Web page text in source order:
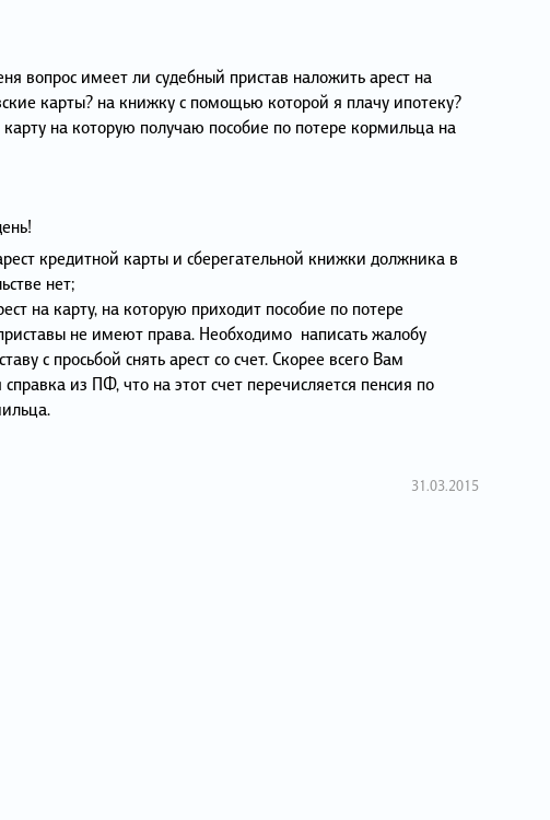
вопрос имеет ли судебный пристав наложить арест на
карты? на книжку с помощью которой я плачу ипотеку?
на которую получаю пособие по потере кормильца на
кредитной карты и сберегательной книжки должника в
нет;
на карту, на которую приходит пособие по потере
не имеют права. Необходимо написать жалобу
с просьбой снять арест со счет. Скорее всего Вам
справка из ПФ, что на этот счет перечисляется пенсия по
31.03.2015